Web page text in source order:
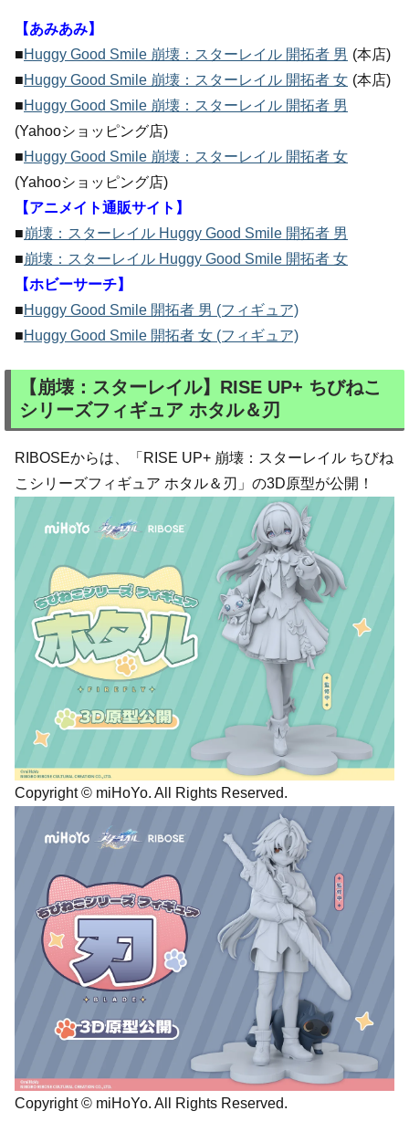
【あみあみ】
■Huggy Good Smile 崩壊：スターレイル 開拓者 男 (本店)
■Huggy Good Smile 崩壊：スターレイル 開拓者 女 (本店)
■Huggy Good Smile 崩壊：スターレイル 開拓者 男
(Yahooショッピング店)
■Huggy Good Smile 崩壊：スターレイル 開拓者 女
(Yahooショッピング店)
【アニメイト通販サイト】
■崩壊：スターレイル Huggy Good Smile 開拓者 男
■崩壊：スターレイル Huggy Good Smile 開拓者 女
【ホビーサーチ】
■Huggy Good Smile 開拓者 男 (フィギュア)
■Huggy Good Smile 開拓者 女 (フィギュア)
【崩壊：スターレイル】RISE UP+ ちびねこ
シリーズフィギュア ホタル＆刃
RIBOSEからは、「RISE UP+ 崩壊：スターレイル ちびね
こシリーズフィギュア ホタル＆刃」の3D原型が公開！
Copyright © miHoYo. All Rights Reserved.
Copyright © miHoYo. All Rights Reserved.